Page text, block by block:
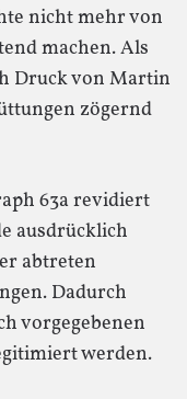
nicht mehr von
machen. Als
Druck von Martin
zögernd
63a revidiert
ausdrücklich
abtreten
Dadurch
vorgegebenen
werden.